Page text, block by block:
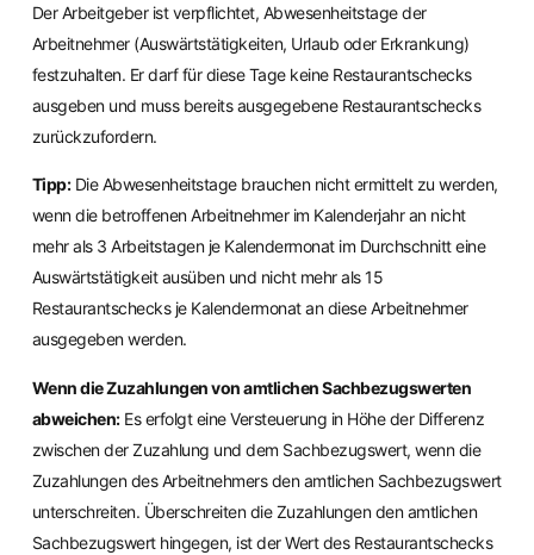
Der Arbeitgeber ist verpflichtet, Abwesenheitstage der
Arbeitnehmer (Auswärtstätigkeiten, Urlaub oder Erkrankung)
festzuhalten. Er darf für diese Tage keine Restaurantschecks
ausgeben und muss bereits ausgegebene Restaurantschecks
zurückzufordern.
Tipp:Die Abwesenheitstage brauchen nicht ermittelt zu werden,
wenn die betroffenen Arbeitnehmer im Kalenderjahr an nicht
mehr als 3 Arbeitstagen je Kalendermonat im Durchschnitt eine
Auswärtstätigkeit ausüben und nicht mehr als 15
Restaurantschecks je Kalendermonat an diese Arbeitnehmer
ausgegeben werden.
Wenn die Zuzahlungen von amtlichen Sachbezugswerten
abweichen:Es erfolgt eine Versteuerung in Höhe der Differenz
zwischen der Zuzahlung und dem Sachbezugswert, wenn die
Zuzahlungen des Arbeitnehmers den amtlichen Sachbezugswert
unterschreiten. Überschreiten die Zuzahlungen den amtlichen
Sachbezugswert hingegen, ist der Wert des Restaurantschecks